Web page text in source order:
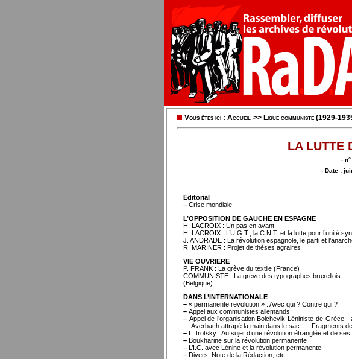
Vous êtes ici : Accueil >> Ligue communiste (1929-
LA LUTTE
-
- Date :
Editorial
– Crise mondiale
L’OPPOSITION DE GAUCHE EN ESPAGNE
H. LACROIX : Un pas en avant
H. LACROIX : L’U.G.T., la C.N.T. et la lutte pour l’unité
J. ANDRADE : La révolution espagnole, le parti et
R. MARINER : Projet de thèses agraires
VIE OUVRIERE
P. FRANK : La grève du textile (France)
COMMUNISTE : La grève des typographes bruxellois
(Belgique)
DANS L’INTERNATIONALE
– « permanente revolution » : Avec qui ? Contre qui ?
– Appel aux communistes allemands
– Appel de l’organisation Bolchevik-Léniniste de Grèce -
— Averbach attrapé la main dans le sac. — Fragments de
– L. trotsky : Au sujet d’une révolution étranglée et de
– Boukharine sur la révolution permanente
– L’I.C. avec Lénine et la révolution permanente
– Divers. Note de la Rédaction, etc.